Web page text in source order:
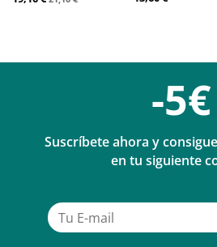
-5€
Suscríbete ahora y
en tu siguiente